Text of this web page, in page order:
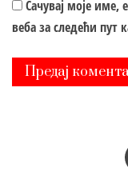
Сачувај моје име,
веба за следећи